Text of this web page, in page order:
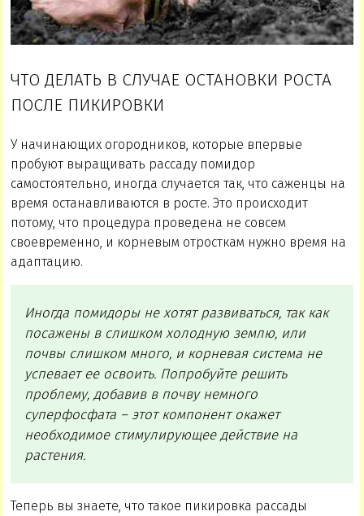
ЧТО ДЕЛАТЬ В СЛУЧАЕ ОСТАНОВКИ РОСТА
ПОСЛЕ ПИКИРОВКИ
У начинающих огородников, которые впервые
пробуют выращивать рассаду помидор
самостоятельно, иногда случается так, что саженцы на
время останавливаются в росте. Это происходит
потому, что процедура проведена не совсем
своевременно, и корневым отросткам нужно время на
адаптацию.
Иногда помидоры не хотят развиваться, так как
посажены в слишком холодную землю, или
почвы слишком много, и корневая система не
успевает ее освоить. Попробуйте решить
проблему, добавив в почву немного
суперфосфата – этот компонент окажет
необходимое стимулирующее действие на
растения.
Теперь вы знаете, что такое пикировка рассады